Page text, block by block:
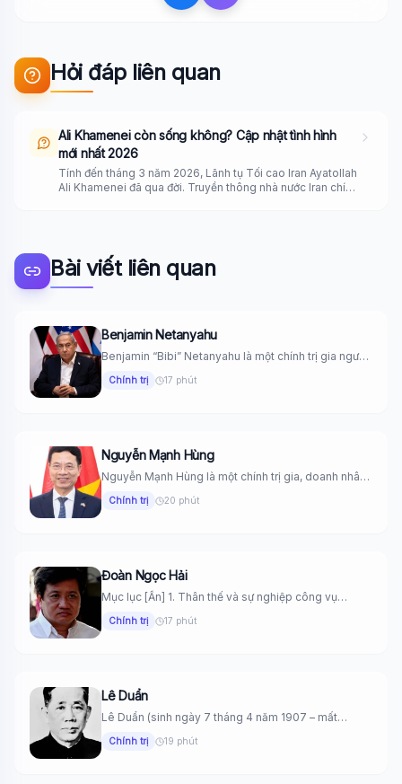
Hỏi đáp liên quan
Ali Khamenei còn sống không? Cập nhật tình hình
mới nhất 2026
Tính đến tháng 3 năm 2026, Lãnh tụ Tối cao Iran Ayatollah
Ali Khamenei đã qua đời. Truyền thông nhà nước Iran chính
Bài viết liên quan
Benjamin Netanyahu
Benjamin “Bibi” Netanyahu là một chính trị gia người
Chính trị 17 phút
Nguyễn Mạnh Hùng
Nguyễn Mạnh Hùng là một chính trị gia, doanh nhân
Chính trị 20 phút
Đoàn Ngọc Hải
Mục lục [Ẩn] 1. Thân thế và sự nghiệp công vụ
Chính trị 17 phút
Lê Duẩn
Lê Duẩn (sinh ngày 7 tháng 4 năm 1907 – mất
Chính trị 19 phút